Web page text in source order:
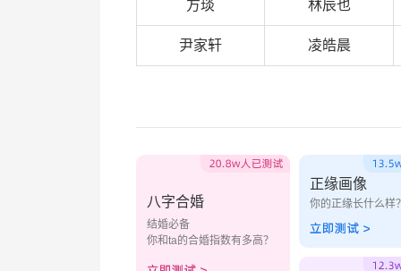
方琰 林辰也
尹家轩 凌皓晨
八字合婚
结婚必备
你和ta的合婚指数有多高？
正缘画像
你的正缘长什么样